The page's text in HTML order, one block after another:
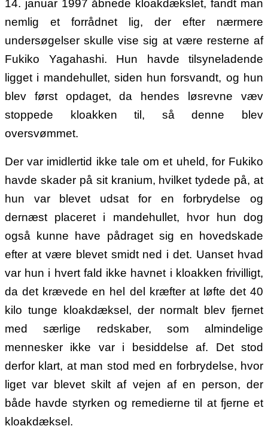
14. januar 1997 åbnede kloakdækslet, fandt man
nemlig et forrådnet lig, der efter nærmere
undersøgelser skulle vise sig at være resterne af
Fukiko Yagahashi. Hun havde tilsyneladende
ligget i mandehullet, siden hun forsvandt, og hun
blev først opdaget, da hendes løsrevne væv
stoppede kloakken til, så denne blev
oversvømmet.
Der var imidlertid ikke tale om et uheld, for Fukiko
havde skader på sit kranium, hvilket tydede på, at
hun var blevet udsat for en forbrydelse og
dernæst placeret i mandehullet, hvor hun dog
også kunne have pådraget sig en hovedskade
efter at være blevet smidt ned i det. Uanset hvad
var hun i hvert fald ikke havnet i kloakken frivilligt,
da det krævede en hel del kræfter at løfte det 40
kilo tunge kloakdæksel, der normalt blev fjernet
med særlige redskaber, som almindelige
mennesker ikke var i besiddelse af. Det stod
derfor klart, at man stod med en forbrydelse, hvor
liget var blevet skilt af vejen af en person, der
både havde styrken og remedierne til at fjerne et
kloakdæksel.